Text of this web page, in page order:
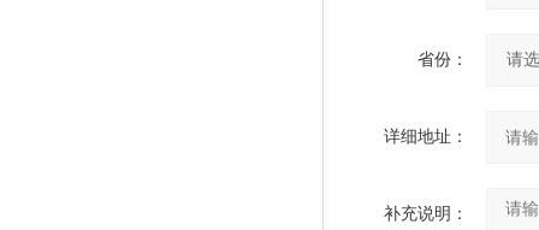
省份：
详细地址：
补充说明：